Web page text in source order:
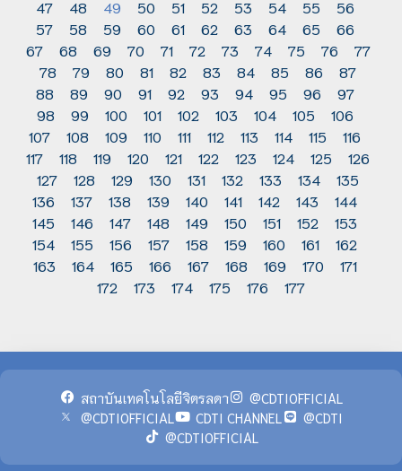
47
48 49 50 51 52 53 54 55
56
57
58 59 60 61 62 63 64 65
66
67
68 69 70 71 72 73 74 75 76
77
78
79 80 81 82 83 84 85 86
87
88
89 90 91 92 93 94 95 96
97
98
99 100 101 102 103 104 105
106
107
108 109 110 111 112 113 114 115
116
117
118 119 120 121 122 123 124 125
126
127
128 129 130 131 132 133 134
135
136
137 138 139 140 141 142 143
144
145
146 147 148 149 150 151 152
153
154
155 156 157 158 159 160 161
162
163
164 165 166 167 168 169 170
171
172
173 174 175 176 177
สถาบันเทคโนโลยีจิตรลดา
@CDTIOFFICIAL
@CDTIOFFICIAL
CDTI CHANNEL
@CDTI
@CDTIOFFICIAL